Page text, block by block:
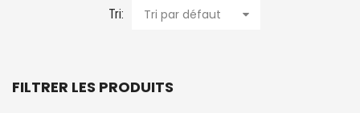
FILTRER LES PRODUITS
Tri: Tri par défaut